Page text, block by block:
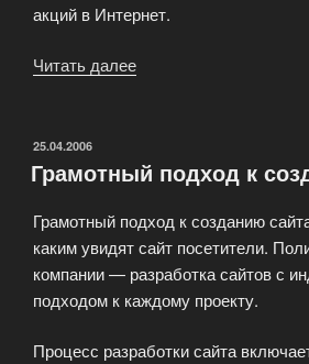
акций в Интернет.
Читать далее
ОПУБЛИКОВАНО
25.04.2006
Грамотный подход к
Грамотный подход к созданию
каким увидят сайт посетители.
компании — разработка сайтов с
подходом к каждому проекту.
Процесс разработки сайта